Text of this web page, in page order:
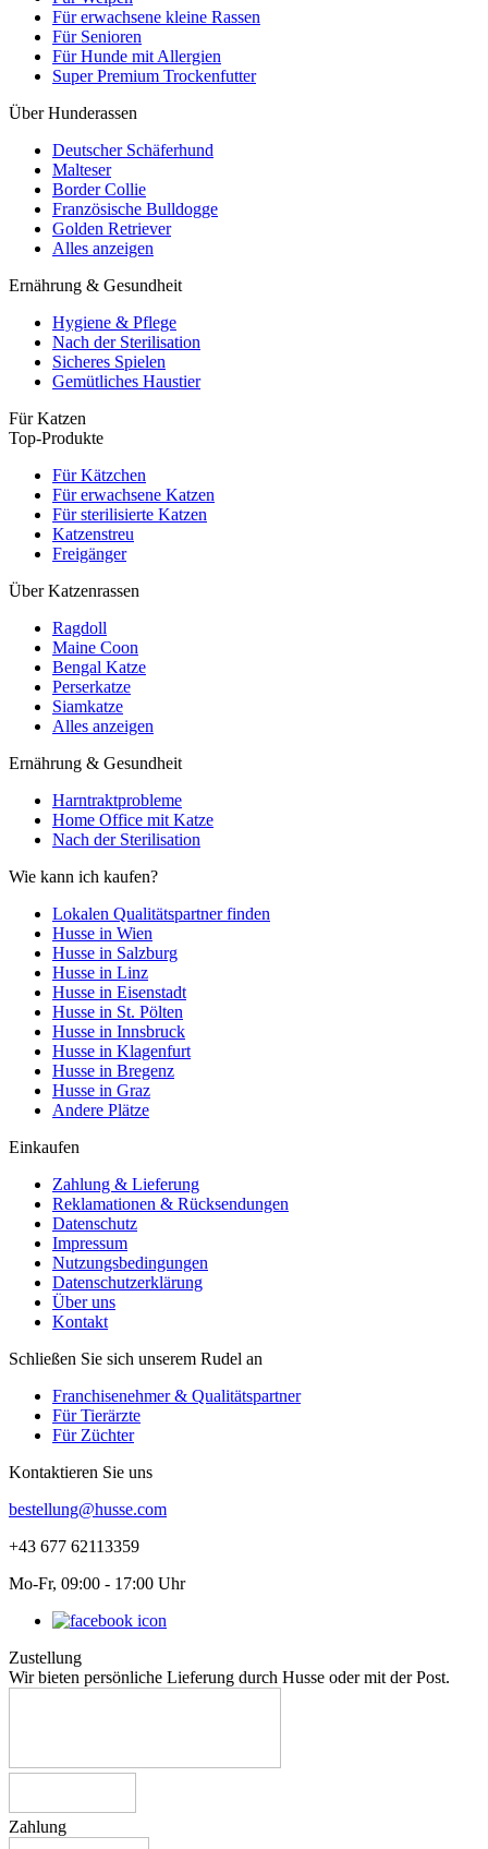
Für erwachsene kleine Rassen
Für Senioren
Für Hunde mit Allergien
Super Premium Trockenfutter
Über Hunderassen
Deutscher Schäferhund
Malteser
Border Collie
Französische Bulldogge
Golden Retriever
Alles anzeigen
Ernährung & Gesundheit
Hygiene & Pflege
Nach der Sterilisation
Sicheres Spielen
Gemütliches Haustier
Für Katzen
Top-Produkte
Für Kätzchen
Für erwachsene Katzen
Für sterilisierte Katzen
Katzenstreu
Freigänger
Über Katzenrassen
Ragdoll
Maine Coon
Bengal Katze
Perserkatze
Siamkatze
Alles anzeigen
Ernährung & Gesundheit
Harntraktprobleme
Home Office mit Katze
Nach der Sterilisation
Wie kann ich kaufen?
Lokalen Qualitätspartner finden
Husse in Wien
Husse in Salzburg
Husse in Linz
Husse in Eisenstadt
Husse in St. Pölten
Husse in Innsbruck
Husse in Klagenfurt
Husse in Bregenz
Husse in Graz
Andere Plätze
Einkaufen
Zahlung & Lieferung
Reklamationen & Rücksendungen
Datenschutz
Impressum
Nutzungsbedingungen
Datenschutzerklärung
Über uns
Kontakt
Schließen Sie sich unserem Rudel an
Franchisenehmer & Qualitätspartner
Für Tierärzte
Für Züchter
Kontaktieren Sie uns
bestellung@husse.com
+43 677 62113359
Mo-Fr, 09:00 - 17:00 Uhr
Zustellung
Wir bieten persönliche Lieferung durch Husse oder mit der Post.
Zahlung